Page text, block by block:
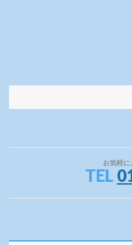
お気軽に
TEL